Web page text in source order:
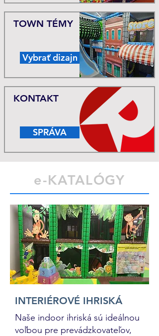
Vybrať dizajn
TOWN TÉMY
SPRÁVA
KONTAKT
e-KATALÓGY
INTERIÉROVÉ IHRISKÁ
Naše indoor ihriská sú ideálnou
voľbou pre prevádzkovateľov,